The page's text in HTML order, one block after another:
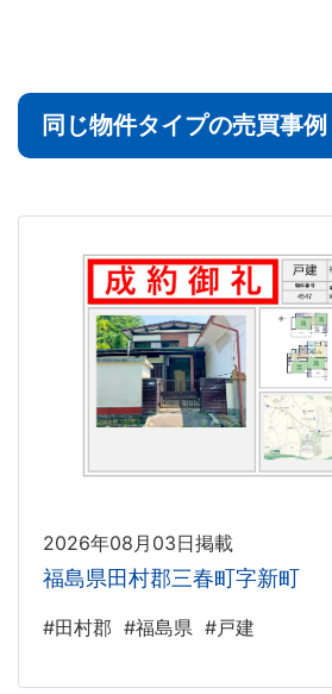
同じ物件タイプの売買事例
2026年08月03日掲載
福島県田村郡三春町字新町
#田村郡 #福島県 #戸建